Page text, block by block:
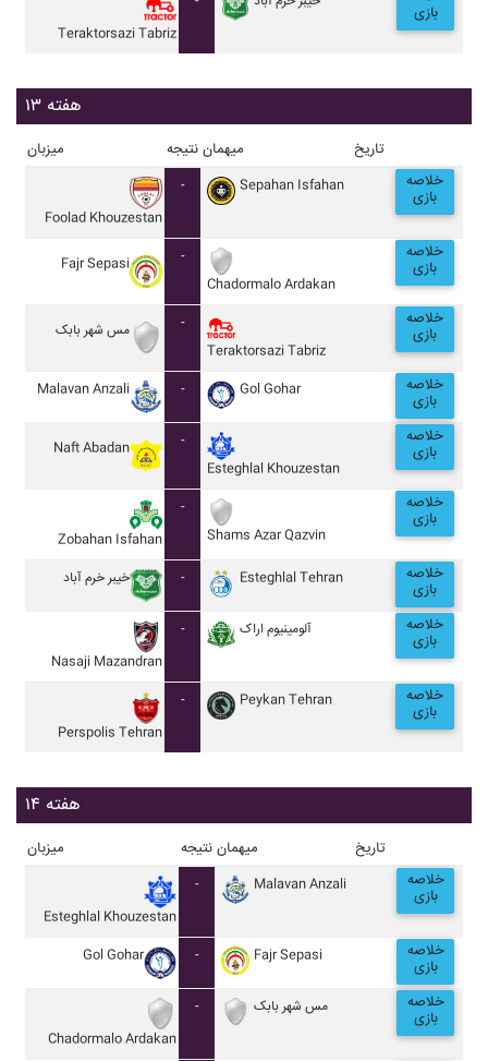
Teraktorsazi Tabriz
بازی
هفته ۱۳
میزبان نتیجه میهمان تاریخ
Foolad Khouzestan
- Sepahan Isfahan خلاصه
بازی
Fajr Sepasi
-
Chadormalo Ardakan
خلاصه
بازی
مس شهر بابک
-
Teraktorsazi Tabriz
خلاصه
بازی
Malavan Anzali - Gol Gohar خلاصه
بازی
Naft Abadan
-
Esteghlal Khouzestan
خلاصه
بازی
Zobahan Isfahan
-
Shams Azar Qazvin
خلاصه
بازی
خيبر خرم آباد - Esteghlal Tehran خلاصه
بازی
Nasaji Mazandran
- آلومينيوم اراک خلاصه
بازی
Perspolis Tehran
- Peykan Tehran خلاصه
بازی
هفته ۱۴
میزبان نتیجه میهمان تاریخ
Esteghlal Khouzestan
- Malavan Anzali خلاصه
بازی
Gol Gohar - Fajr Sepasi خلاصه
بازی
Chadormalo Ardakan
- مس شهر بابک خلاصه
بازی